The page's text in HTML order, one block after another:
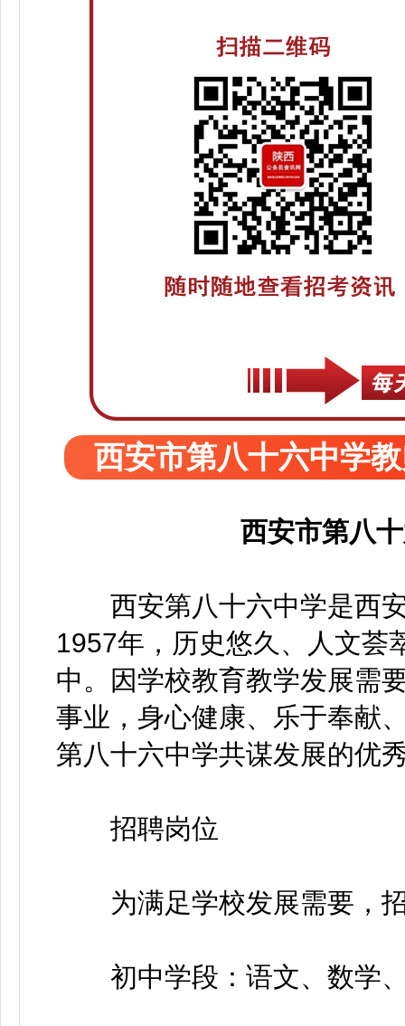
西安市第八十六中学
西安市第八
西安第八十六中学是西安
1957年，历史悠久、人文荟
中。因学校教育教学发展需
事业，身心健康、乐于奉献
第八十六中学共谋发展的优
招聘岗位
为满足学校发展需要，招
初中学段：语文、数学、